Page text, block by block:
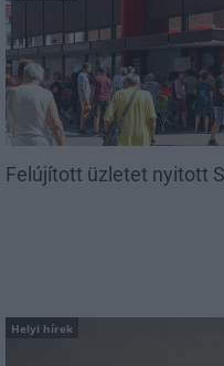
Felújított üzletet nyitott
Helyi hírek